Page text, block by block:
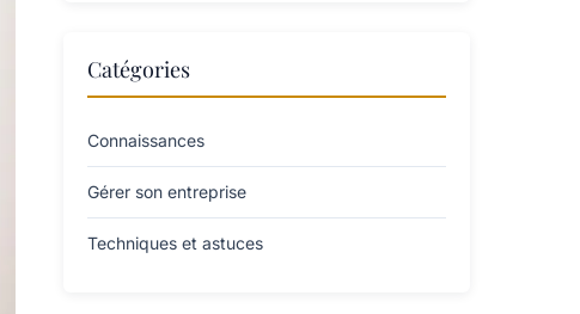
Catégories
Connaissances
Gérer son entreprise
Techniques et astuces